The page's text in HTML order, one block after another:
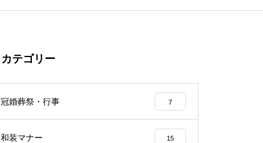
カテゴリー
冠婚葬祭・行事 7
和装マナー 15